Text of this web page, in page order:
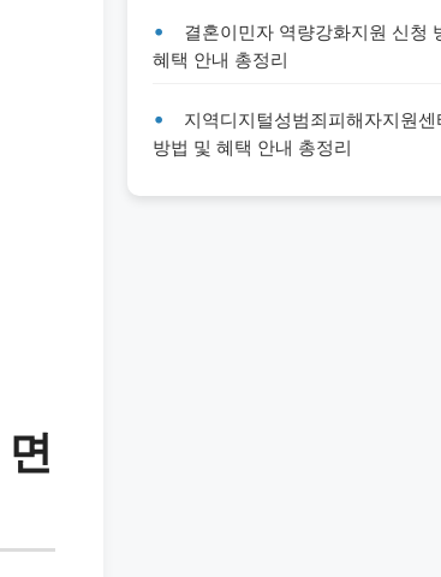
결혼이민자 역량강화지원 신청
혜택 안내 총정리
지역디지털성범죄피해자지원센
방법 및 혜택 안내 총정리